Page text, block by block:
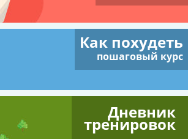
Как похудеть
пошаговый курс
Дневник
тренировок